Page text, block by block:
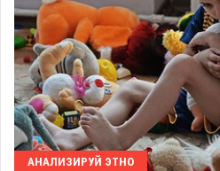
АНАЛИЗИРУЙ ЭТНО